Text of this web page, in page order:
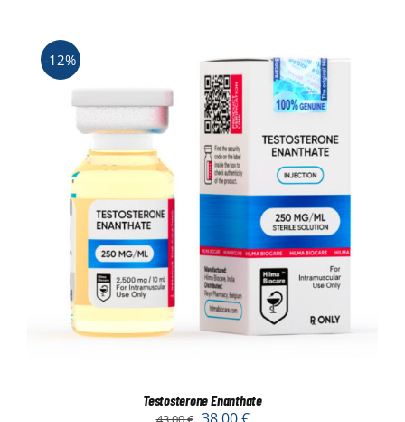
-12%
Testosterone Enanthate